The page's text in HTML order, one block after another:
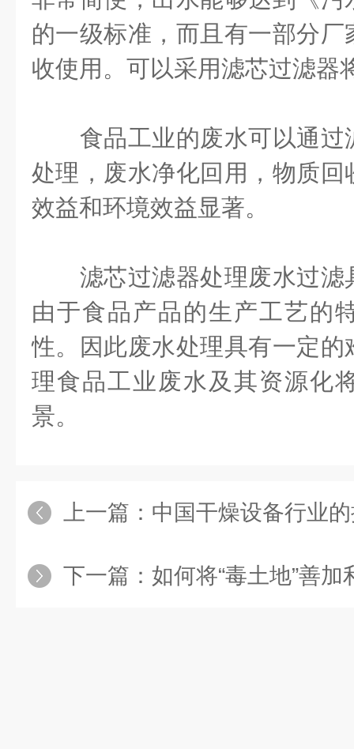
的一级标准，而且有一部分
收使用。可以采用滤芯过滤器
食品工业的废水可以通过
处理，废水净化回用，物质
效益和环境效益显著。
滤芯过滤器处理废水过滤
由于食品产品的生产工艺的
性。因此废水处理具有一定
理食品工业废水及其资源化
景。
上一篇： 中国干燥设备行业
下一篇： 如何将“毒土地”善加